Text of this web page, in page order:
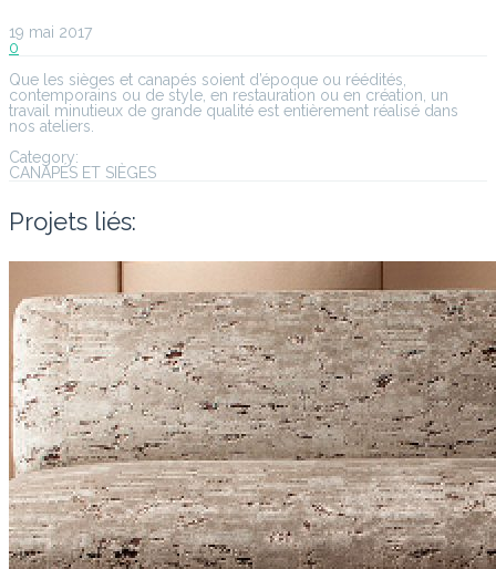
19 mai 2017
0
Que les sièges et canapés soient d’époque ou réédités,
contemporains ou de style, en restauration ou en création, un
travail minutieux de grande qualité est entièrement réalisé dans
nos ateliers.
Category:
CANAPÉS ET SIÈGES
Projets liés: